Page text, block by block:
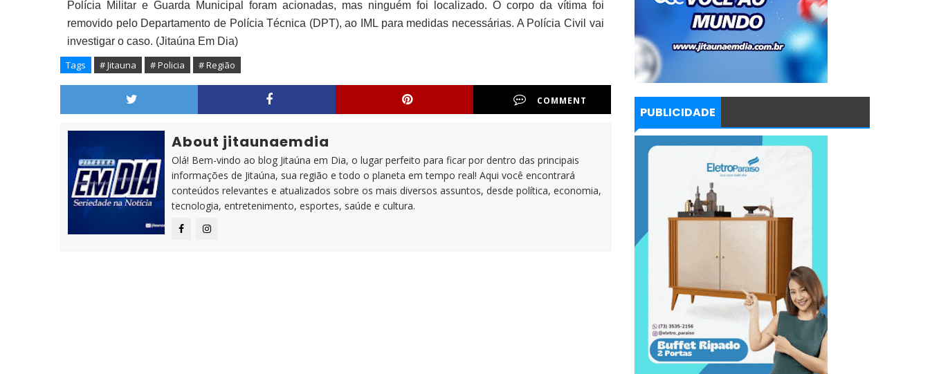
Polícia Militar e Guarda Municipal foram acionadas, mas ninguém foi localizado. O corpo da vítima foi
removido pelo Departamento de Polícia Técnica (DPT), ao IML para medidas necessárias. A Polícia Civil vai
investigar o caso. (Jitaúna Em Dia)
Tags # Jitauna # Policia # Região
COMMENT
About jitaunaemdia
Olá! Bem-vindo ao blog Jitaúna em Dia, o lugar perfeito para ficar por dentro das principais
informações de Jitaúna, sua região e todo o planeta em tempo real! Aqui você encontrará
conteúdos relevantes e atualizados sobre os mais diversos assuntos, desde política, economia,
tecnologia, entretenimento, esportes, saúde e cultura.
PUBLICIDADE